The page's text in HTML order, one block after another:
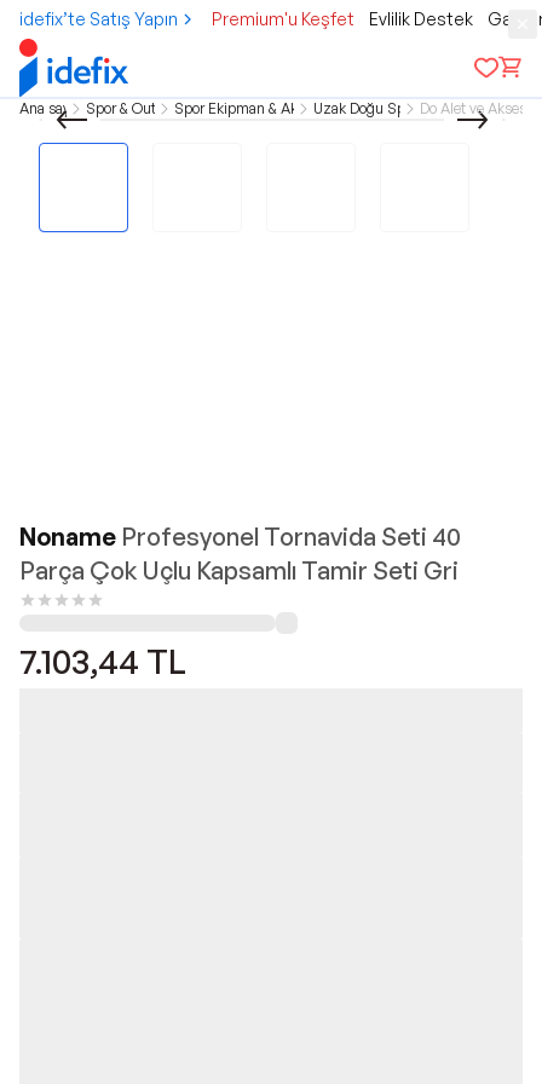
idefix’te Satış Yapın Premium'u Keşfet Evlilik Destek
Ana sayfa Spor & OutdoorSpor Ekipman & AksesuarUzak Doğu SporlarıDo Alet ve
Noname Profesyonel Tornavida Seti 40
Parça Çok Uçlu Kapsamlı Tamir Seti Gri
7.103,44 TL